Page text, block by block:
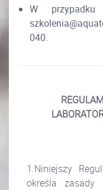
W
040.
1.Niniejszy
określa zasady